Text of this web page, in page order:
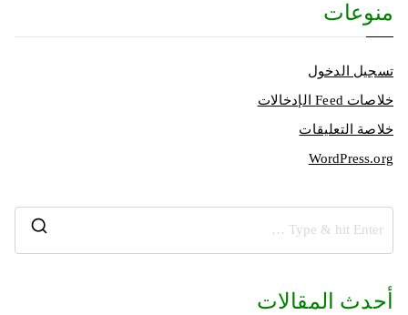
منوعات
تسجيل الدخول
خلاصات Feed الإدخالات
خلاصة التعليقات
WordPress.org
أحدث المقالات